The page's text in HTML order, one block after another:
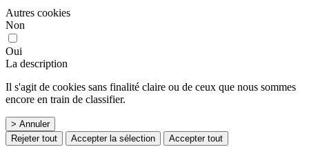
Autres cookies
Non
Oui
La description
Il s'agit de cookies sans finalité claire ou de ceux que nous sommes
encore en train de classifier.
> Annuler
Rejeter tout
Accepter la sélection Accepter tout